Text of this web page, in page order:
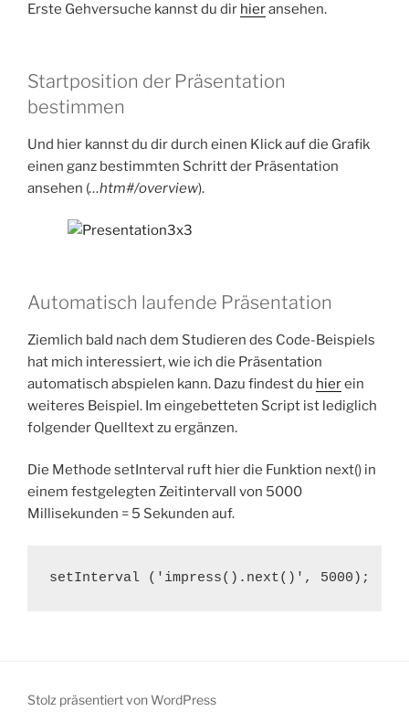
Erste Gehversuche kannst du dir hieransehen.
Startposition der Präsentation
bestimmen
Und hier kannst du dir durch einen Klick auf die Grafik
einen ganz bestimmten Schritt der Präsentation
ansehen (…htm#/overview).
Automatisch laufende Präsentation
Ziemlich bald nach dem Studieren des Code-Beispiels
hat mich interessiert, wie ich die Präsentation
automatisch abspielen kann. Dazu findest du hierein
weiteres Beispiel. Im eingebetteten Script ist lediglich
folgender Quelltext zu ergänzen.
Die Methode setInterval ruft hier die Funktion next() in
einem festgelegten Zeitintervall von 5000
Millisekunden = 5 Sekunden auf.
setInterval ('impress().next()', 5000);
Stolz präsentiert von WordPress